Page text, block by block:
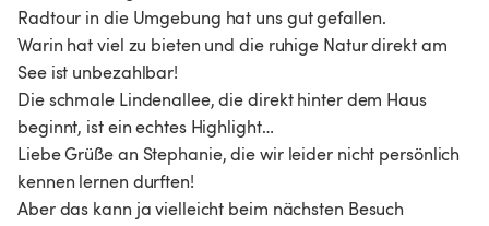
Radtour in die Umgebung hat uns gut gefallen.
Warin hat viel zu bieten und die ruhige Natur direkt am
See ist unbezahlbar!
Die schmale Lindenallee, die direkt hinter dem Haus
beginnt, ist ein echtes Highlight…
Liebe Grüße an Stephanie, die wir leider nicht persönlich
kennen lernen durften!
Aber das kann ja vielleicht beim nächsten Besuch